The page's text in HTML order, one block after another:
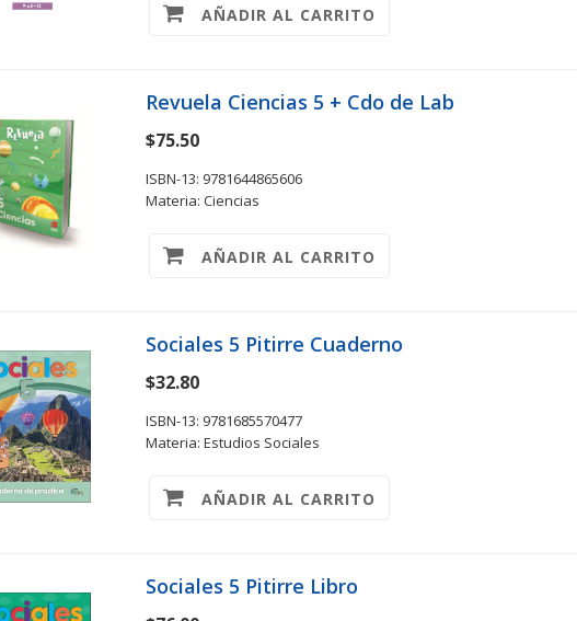
AÑADIR AL CARRITO
Revuela Ciencias 5 + Cdo de Lab
$75.50
ISBN-13: 9781644865606
Materia: Ciencias
AÑADIR AL CARRITO
Sociales 5 Pitirre Cuaderno
$32.80
ISBN-13: 9781685570477
Materia: Estudios Sociales
AÑADIR AL CARRITO
Sociales 5 Pitirre Libro